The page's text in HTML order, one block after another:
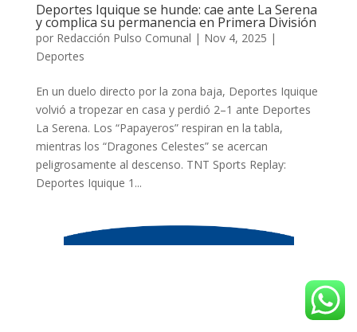
Deportes Iquique se hunde: cae ante La Serena
y complica su permanencia en Primera División
por Redacción Pulso Comunal | Nov 4, 2025 |
Deportes
En un duelo directo por la zona baja, Deportes Iquique
volvió a tropezar en casa y perdió 2–1 ante Deportes
La Serena. Los “Papayeros” respiran en la tabla,
mientras los “Dragones Celestes” se acercan
peligrosamente al descenso. TNT Sports Replay:
Deportes Iquique 1...